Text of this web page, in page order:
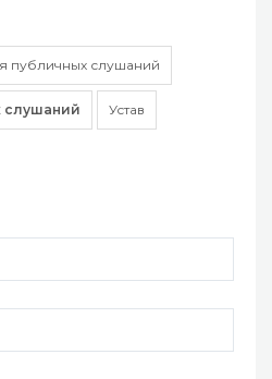
публичных слушаний
слушаний Устав